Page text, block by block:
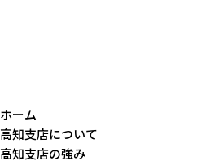
ホーム
高知支店について
高知支店の強み